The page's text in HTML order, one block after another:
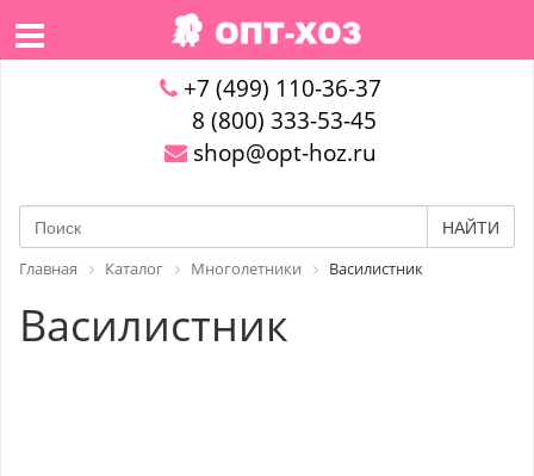
+7 (499) 110-36-37
8 (800) 333-53-45
shop@opt-hoz.ru
НАЙТИ
Главная Каталог Многолетники Василистник
Василистник